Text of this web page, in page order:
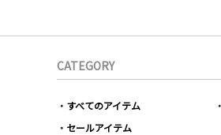
CATEGORY
すべてのアイテム
セールアイテム